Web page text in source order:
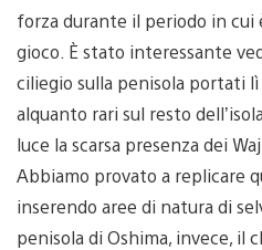
forza durante il periodo in
gioco. È stato interessante
ciliegio sulla penisola portati lì
alquanto rari sul resto
luce la scarsa presenza dei
Abbiamo provato a replicare
inserendo aree di natura di
penisola di Oshima, invece, il